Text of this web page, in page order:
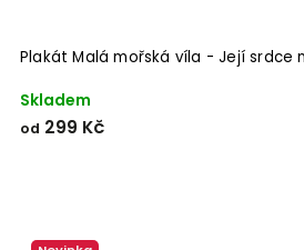
Plakát Malá mořská víla - Její srdce
Skladem
od 299 Kč